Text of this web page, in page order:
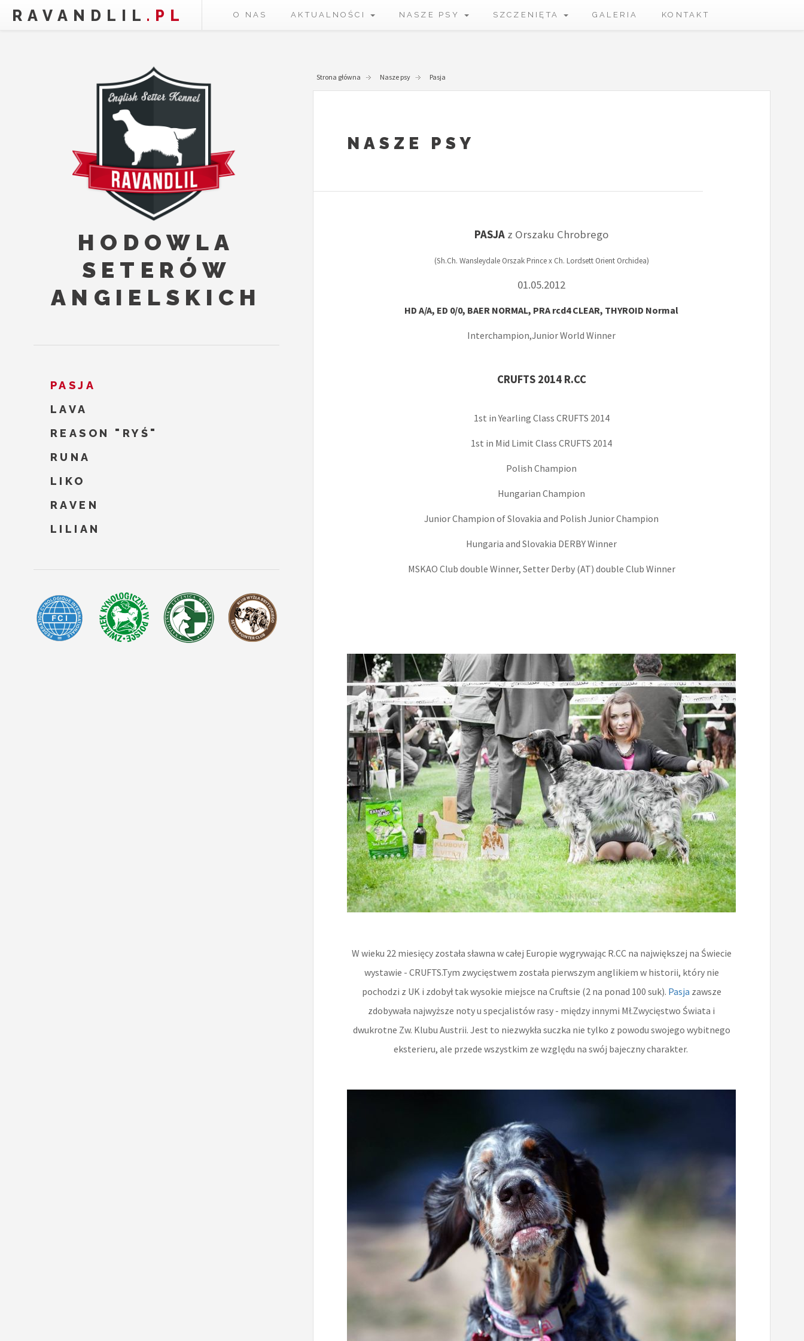
RAVANDLIL .PL O NAS AKTUALNOŚCI NASZE PSY SZCZENIĘTA GALERIA KONTAKT
Strona główna Nasze psy Pasja
NASZE PSY
PASJA z Orszaku Chrobrego
(Sh.Ch. Wansleydale Orszak Prince x Ch. Lordsett Orient Orchidea)
01.05.2012
HD A/A, ED 0/0, BAER NORMAL, PRA rcd4 CLEAR, THYROID Normal
Interchampion,Junior World Winner
CRUFTS 2014 R.CC
1st in Yearling Class CRUFTS 2014
1st in Mid Limit Class CRUFTS 2014
Polish Champion
Hungarian Champion
Junior Champion of Slovakia and Polish Junior Champion
Hungaria and Slovakia DERBY Winner
MSKAO Club double Winner, Setter Derby (AT) double Club Winner
W wieku 22 miesięcy została sławna w całej Europie wygrywając R.CC na największej na Świecie
wystawie - CRUFTS.Tym zwycięstwem została pierwszym anglikiem w historii, który nie
pochodzi z UK i zdobył tak wysokie miejsce na Cruftsie (2 na ponad 100 suk). Pasja zawsze
zdobywała najwyższe noty u specjalistów rasy - między innymi Mł.Zwycięstwo Świata i
dwukrotne Zw. Klubu Austrii. Jest to niezwykła suczka nie tylko z powodu swojego wybitnego
eksterieru, ale przede wszystkim ze względu na swój bajeczny charakter.
HODOWLA
SETERÓW
ANGIELSKICH
PASJA
LAVA
REASON "RYŚ"
RUNA
LIKO
RAVEN
LILIAN